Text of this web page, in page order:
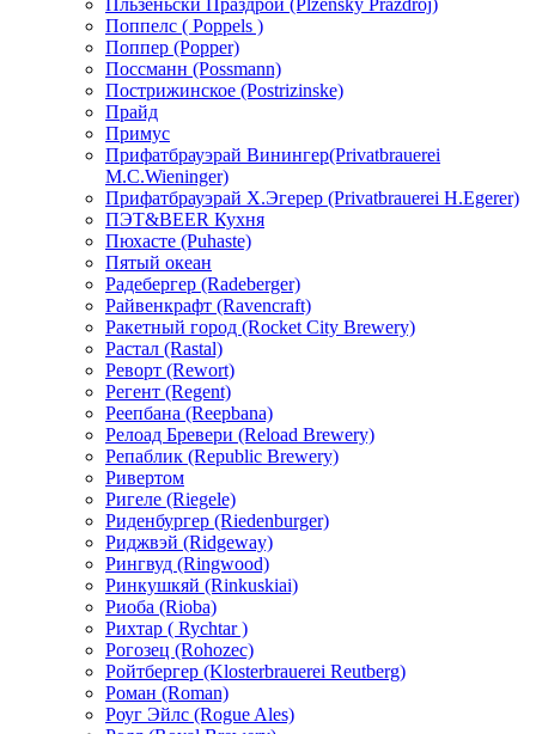
Поппелс ( Poppels )
Поппер (Popper)
Поссманн (Possmann)
Пострижинское (Postrizinske)
Прайд
Примус
Прифатбрауэрай Винингер(Privatbrauerei
М.С.Wieninger)
Прифатбрауэрай Х.Эгерер (Privatbrauerei H.Egerer)
ПЭТ&BEER Кухня
Пюхасте (Puhaste)
Пятый океан
Радебергер (Radeberger)
Райвенкрафт (Ravencraft)
Ракетный город (Rocket City Brewery)
Растал (Rastal)
Реворт (Rewort)
Регент (Regent)
Реепбана (Reepbana)
Релоад Бревери (Reload Brewery)
Репаблик (Republic Brewery)
Ривертом
Ригеле (Riegele)
Риденбургер (Riedenburger)
Риджвэй (Ridgeway)
Рингвуд (Ringwood)
Ринкушкяй (Rinkuskiai)
Риоба (Rioba)
Рихтар ( Rychtar )
Рогозец (Rohozec)
Ройтбергер (Klosterbrauerei Reutberg)
Роман (Roman)
Роуг Эйлс (Rogue Ales)